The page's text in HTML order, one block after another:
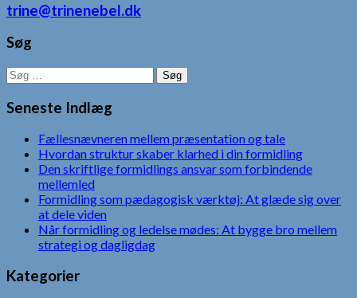
trine@trinenebel.dk
Søg
Søg
efter:
Seneste Indlæg
Fællesnævneren mellem præsentation og tale
Hvordan struktur skaber klarhed i din formidling
Den skriftlige formidlings ansvar som forbindende
mellemled
Formidling som pædagogisk værktøj: At glæde sig over
at dele viden
Når formidling og ledelse mødes: At bygge bro mellem
strategi og dagligdag
Kategorier